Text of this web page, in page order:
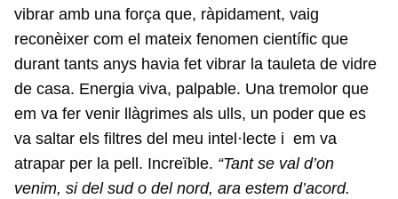
vibrar amb una força que, ràpidament, vaig
reconèixer com el mateix fenomen científic que
durant tants anys havia fet vibrar la tauleta de vidre
de casa. Energia viva, palpable. Una tremolor que
em va fer venir llàgrimes als ulls, un poder que es
va saltar els filtres del meu intel·lecte i em va
atrapar per la pell. Increïble. “Tant se val d’on
venim, si del sud o del nord, ara estem d’acord.